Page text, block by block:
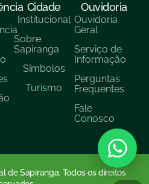
Cidade
Institucional
Sobre
Sapiranga
Símbolos
Turísmo
Ouvidoria
Ouvidoria
Geral
Serviço de
Informação
Perguntas
Frequentes
Fale
Conosco
de Sapiranga. Todos os direitos